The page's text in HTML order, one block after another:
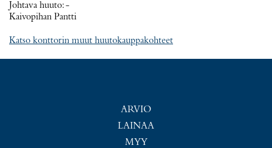
Johtava huuto:-
Kaivopihan Pantti
Katso konttorin muut huutokauppakohteet
ARVIO
LAINAA
MYY